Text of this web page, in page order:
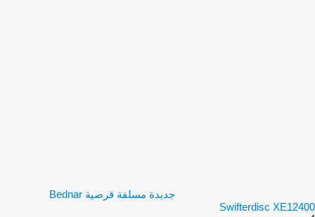
جديدة مسلفة قرصية Bednar
Swifterdisc XE12400